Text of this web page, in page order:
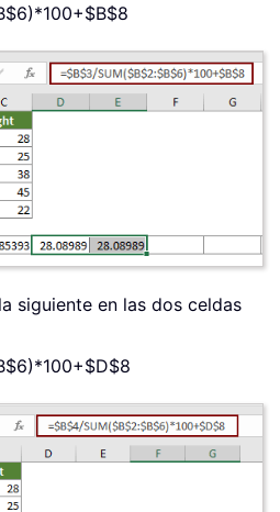
siguiente en las dos celdas